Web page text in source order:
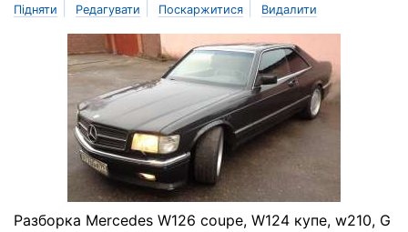
Підняти Редагувати Поскаржитися Видалити
Разборка Mercedes W126 coupe, W124 купе, w210, G